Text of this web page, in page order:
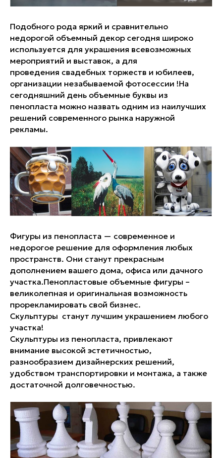
Подобного рода яркий и сравнительно
недорогой объемный декор сегодня широко
используется для украшения всевозможных
мероприятий и выставок, а для
проведения свадебных торжеств и юбилеев,
организации незабываемой фотосессии !На
сегодняшний день объемные буквы из
пенопласта можно назвать одним из наилучших
решений современного рынка наружной
рекламы.
Фигуры из пенопласта — современное и
недорогое решение для оформления любых
пространств. Они станут прекрасным
дополнением вашего дома, офиса или дачного
участка.Пенопластовые объемные фигуры –
великолепная и оригинальная возможность
прорекламировать свой бизнес.
Скульптуры станут лучшим украшением любого
участка!
Скульптуры из пенопласта, привлекают
внимание высокой эстетичностью,
разнообразием дизайнерских решений,
удобством транспортировки и монтажа, а также
достаточной долговечностью.